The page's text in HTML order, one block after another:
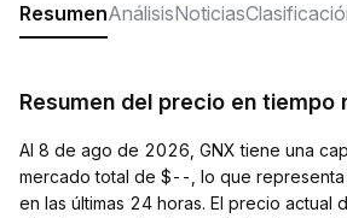
ResumenAnálisisNoticias
Resumen del precio en tiempo
Al 8 de ago de 2026, GNX tiene una
mercado total de $--, lo que representa
en las últimas 24 horas. El precio actual